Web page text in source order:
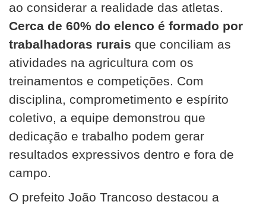
ao considerar a realidade das atletas.
Cerca de 60% do elenco é formado por
trabalhadoras rurais que conciliam as
atividades na agricultura com os
treinamentos e competições. Com
disciplina, comprometimento e espírito
coletivo, a equipe demonstrou que
dedicação e trabalho podem gerar
resultados expressivos dentro e fora de
campo.
O prefeito João Trancoso destacou a